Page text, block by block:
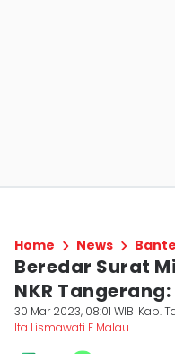
Home News
Beredar Surat
NKR
30 Mar 2023, 08:01 WIB Kab.
Ita Lismawati F Malau